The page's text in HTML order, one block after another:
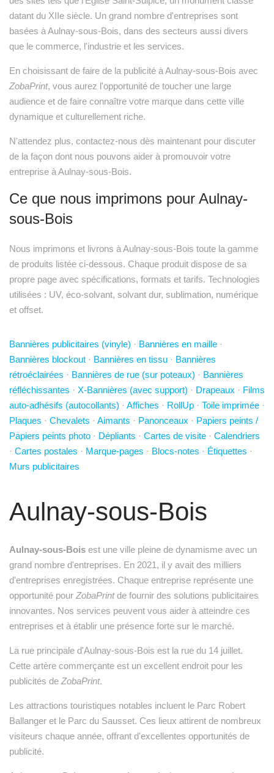
datant du XIIe siècle. Un grand nombre d'entreprises sont
basées à Aulnay-sous-Bois, dans des secteurs aussi divers
que le commerce, l'industrie et les services.
En choisissant de faire de la publicité à Aulnay-sous-Bois avec
ZobaPrint, vous aurez l'opportunité de toucher une large
audience et de faire connaître votre marque dans cette ville
dynamique et culturellement riche.
N'attendez plus, contactez-nous dès maintenant pour discuter
de la façon dont nous pouvons aider à promouvoir votre
entreprise à Aulnay-sous-Bois.
Ce que nous imprimons pour Aulnay-
sous-Bois
Nous imprimons et livrons à Aulnay-sous-Bois toute la gamme
de produits listée ci-dessous. Chaque produit dispose de sa
propre page avec spécifications, formats et tarifs. Technologies
utilisées : UV, éco-solvant, solvant dur, sublimation, numérique
et offset.
Bannières publicitaires (vinyle) · Bannières en maille ·
Bannières blockout · Bannières en tissu · Bannières
rétroéclairées · Bannières de rue (sur poteaux) · Bannières
réfléchissantes · X-Bannières (avec support) · Drapeaux · Films
auto-adhésifs (autocollants) · Affiches · RollUp · Toile imprimée ·
Plaques · Chevalets · Aimants · Panonceaux · Papiers peints /
Papiers peints photo · Dépliants · Cartes de visite · Calendriers
· Cartes postales · Marque-pages · Blocs-notes · Étiquettes ·
Murs publicitaires
Aulnay-sous-Bois
Aulnay-sous-Bois est une ville pleine de dynamisme avec un
grand nombre d'entreprises. En 2021, il y avait des milliers
d'entreprises enregistrées. Chaque entreprise représente une
opportunité pour ZobaPrintde fournir des solutions publicitaires
innovantes. Nos services peuvent vous aider à atteindre ces
entreprises et à établir une présence forte sur le marché.
La rue principale d'Aulnay-sous-Bois est la rue du 14 juillet.
Cette artère commerçante est un excellent endroit pour les
publicités de ZobaPrint.
Les attractions touristiques notables incluent le Parc Robert
Ballanger et le Parc du Sausset. Ces lieux attirent de nombreux
visiteurs chaque année, offrant d'excellentes opportunités de
publicité.